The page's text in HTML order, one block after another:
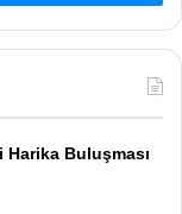
Buluşması